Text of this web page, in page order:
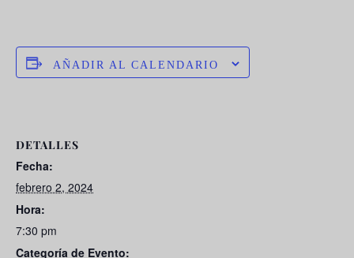
AÑADIR AL CALENDARIO
DETALLES
Fecha:
febrero 2, 2024
Hora:
7:30 pm
Categoría de Evento: